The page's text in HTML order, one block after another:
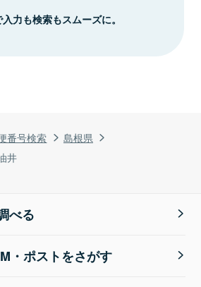
番号検索
島根県
井
力も検索もスムーズに。
べる
・ポストをさがす